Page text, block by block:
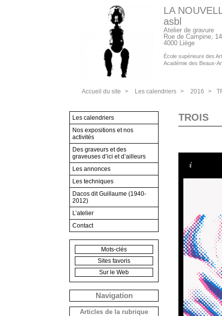
LA
asbl
Atelier de gravure
Rue de Campine, 14
4000 Liège
École supérieure des
Académie des Beaux-
Accueil du site > Les calendriers > 2016 >
TROIS
Les calendriers
Nos expositions et nos
activités
Des graveurs et des
graveuses d’ici et d’ailleurs
Les annonces
Les techniques
Dacos dit Guillaume (1940-
2012)
L’atelier
Contact
Mots-clés
Sites favoris
Sur le Web
Navigation
Articles de la rubrique